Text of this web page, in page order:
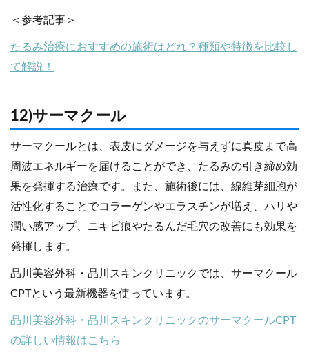
＜参考記事＞
たるみ治療におすすめの施術はどれ？種類や特徴を比較し
て解説！
12)サーマクール
サーマクールとは、表皮にダメージを与えずに真皮まで高
周波エネルギーを届けることができ、たるみの引き締め効
果を発揮する治療です。また、施術後には、線維芽細胞が
活性化することでコラーゲンやエラスチンが増え、ハリや
潤い感アップ、ニキビ痕やたるんだ毛穴の改善にも効果を
発揮します。
品川美容外科・品川スキンクリニックでは、サーマクール
CPTという最新機器を使っています。
品川美容外科・品川スキンクリニックのサーマクールCPT
の詳しい情報はこちら